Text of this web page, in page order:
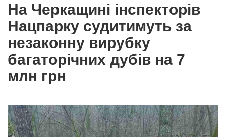
На Черкащині інспекторів
Нацпарку судитимуть за
незаконну вирубку
багаторічних дубів на 7
млн грн